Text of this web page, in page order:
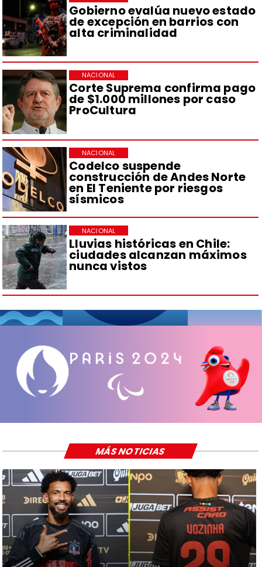
Gobierno evalúa nuevo estado
de excepción en barrios con
alta criminalidad
Corte Suprema confirma pago
de $1.000 millones por caso
ProCultura
NACIONAL
Codelco suspende
construcción de Andes Norte
en El Teniente por riesgos
sísmicos
NACIONAL
Lluvias históricas en Chile:
ciudades alcanzan máximos
nunca vistos
NACIONAL
MÁS NOTICIAS